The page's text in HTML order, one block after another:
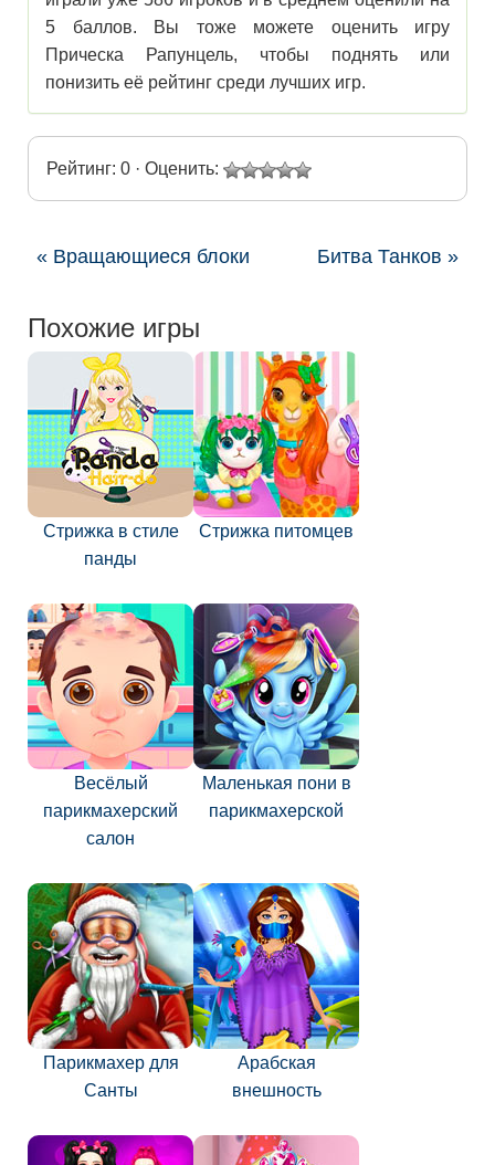
5 баллов. Вы тоже можете оценить игру
Прическа Рапунцель, чтобы поднять или
понизить её рейтинг среди лучших игр.
Рейтинг: 0 · Оценить:
« Вращающиеся блоки Битва Танков »
Похожие игры
Стрижка в стиле
панды
Стрижка питомцев
Весёлый
парикмахерский
салон
Маленькая пони в
парикмахерской
Парикмахер для
Санты
Арабская
внешность